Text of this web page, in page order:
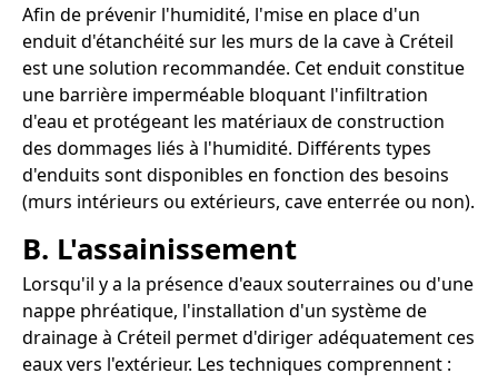
Afin de prévenir l'humidité, l'mise en place d'un
enduit d'étanchéité sur les murs de la cave à Créteil
est une solution recommandée. Cet enduit constitue
une barrière imperméable bloquant l'infiltration
d'eau et protégeant les matériaux de construction
des dommages liés à l'humidité. Différents types
d'enduits sont disponibles en fonction des besoins
(murs intérieurs ou extérieurs, cave enterrée ou non).
B. L'assainissement
Lorsqu'il y a la présence d'eaux souterraines ou d'une
nappe phréatique, l'installation d'un système de
drainage à Créteil permet d'diriger adéquatement ces
eaux vers l'extérieur. Les techniques comprennent :